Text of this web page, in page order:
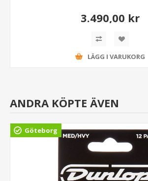
3.490,00 kr
LÄGG I VARUKORG
ANDRA KÖPTE ÄVEN
Göteborg